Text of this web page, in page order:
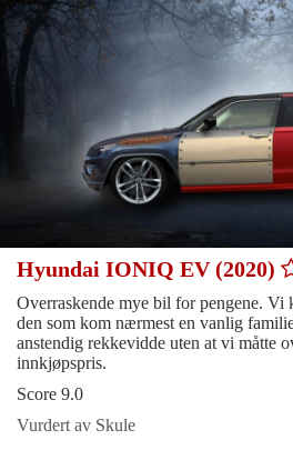
Hyundai IONIQ EV (2020)
Overraskende mye bil for pengene. Vi
den som kom nærmest en vanlig
anstendig rekkevidde uten at vi måtte
innkjøpspris.
Score 9.0
Vurdert av Skule